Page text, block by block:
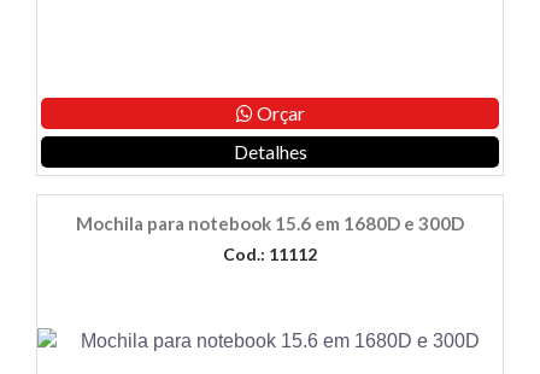
Orçar
Detalhes
Mochila para notebook 15.6 em 1680D e 300D
Cod.: 11112